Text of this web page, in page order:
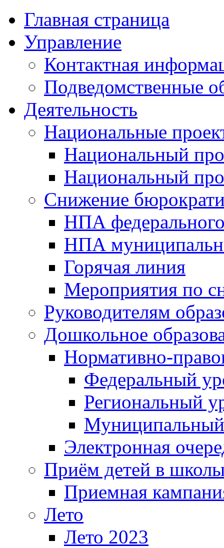
Главная страница
Управление
Контактная
Подведомственные
Деятельность
Национальные
Национальный
Национальный
Снижение
НПА
НПА
Горячая линия
Мероприятия по
Руководителям
Дошкольное
Нормативно-
Федеральный
Региональный
Электронная
Приём детей в
Приемная
Лето
Лето 2023